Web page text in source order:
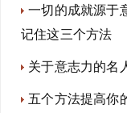
一切的成就源于
记住这三个方法
关于意志力的名
五个方法提高你